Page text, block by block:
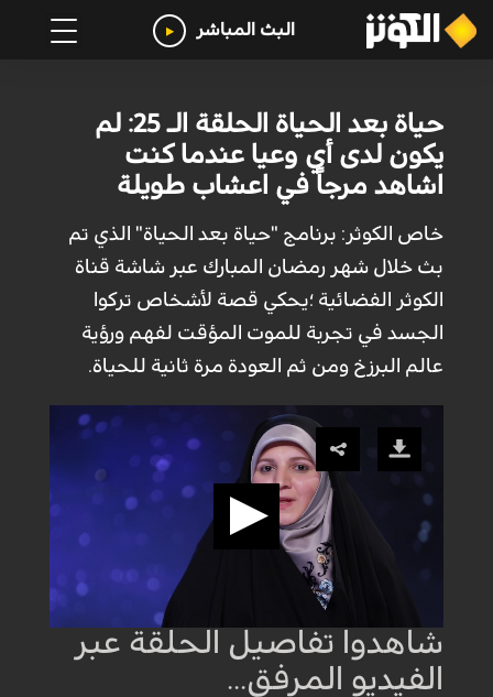
البث المباشر
حياة بعد الحياة الحلقة الـ 25: لم
يكون لدى أي وعيا عندما كنت
اشاهد مرجاً في اعشاب طويلة
خاص الكوثر: برنامج "حياة بعد الحياة" الذي تم
بث خلال شهر رمضان المبارك عبر شاشة قناة
الكوثر الفضائية ؛يحكي قصة لأشخاص تركوا
الجسد في تجربة للموت المؤقت لفهم ورؤية
عالم البرزخ ومن ثم العودة مرة ثانية للحياة.
شاهدوا تفاصيل الحلقة عبر
الفيديو المرفق...